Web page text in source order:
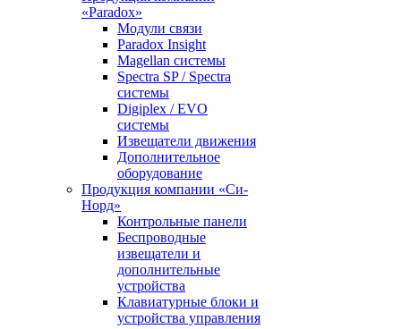
«Paradox»
Модули связи
Paradox Insight
Magellan системы
Spectra SP / Spectra
системы
Digiplex / EVO
системы
Извещатели движения
Дополнительное
оборудование
Продукция компании «Си-
Норд»
Контрольные панели
Беспроводные
извещатели и
дополнительные
устройства
Клавиатурные блоки и
устройства управления